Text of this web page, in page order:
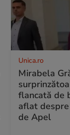
Unica.ro
Mirabela
flancată de
aflat
de Apel